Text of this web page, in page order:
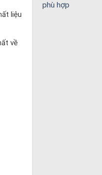
liệu
về
phù hợp